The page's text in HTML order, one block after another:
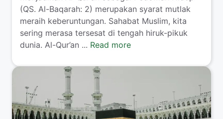
(QS. Al-Baqarah: 2) merupakan syarat mutlak
meraih keberuntungan. Sahabat Muslim, kita
sering merasa tersesat di tengah hiruk-pikuk
dunia. Al-Qur’an ... Read more